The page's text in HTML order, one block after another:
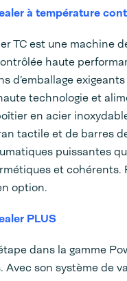
à température
TC est une machine
haute
d’emballage
technologie et
en acier
tactile et de barres
puissantes
et cohérents.
option.
PLUS
dans la gamme
Avec son système de